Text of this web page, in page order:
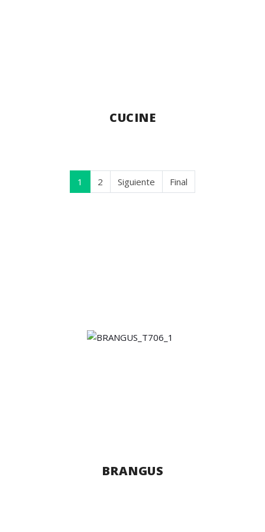
BRANGUS
CUCINE
1 2 Siguiente Final